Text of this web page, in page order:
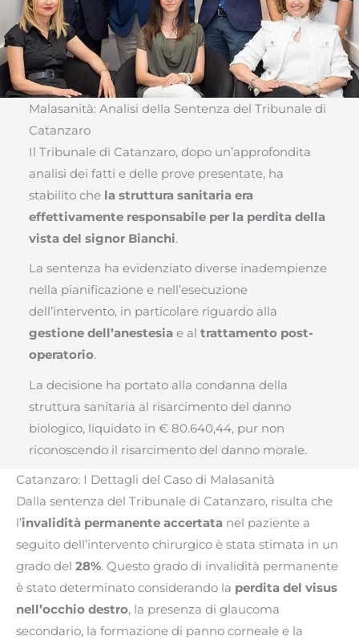
Malasanità: Analisi della Sentenza del Tribunale di
Catanzaro
Il Tribunale di Catanzaro, dopo un’approfondita
analisi dei fatti e delle prove presentate, ha
stabilito che la struttura sanitaria era
effettivamente responsabile per la perdita della
vista del signor Bianchi.
La sentenza ha evidenziato diverse inadempienze
nella pianificazione e nell’esecuzione
dell’intervento, in particolare riguardo alla
gestione dell’anestesiae al trattamento post-
operatorio.
La decisione ha portato alla condanna della
struttura sanitaria al risarcimento del danno
biologico, liquidato in € 80.640,44, pur non
riconoscendo il risarcimento del danno morale.
Catanzaro: I Dettagli del Caso di Malasanità
Dalla sentenza del Tribunale di Catanzaro, risulta che
l’invalidità permanente accertata nel paziente a
seguito dell’intervento chirurgico è stata stimata in un
grado del 28%. Questo grado di invalidità permanente
è stato determinato considerando la perdita del visus
nell’occhio destro, la presenza di glaucoma
secondario, la formazione di panno corneale e la